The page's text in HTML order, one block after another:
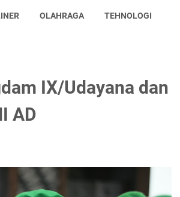
OLAHRAGA TEHNOLOGI
IX/Udayana dan
AD